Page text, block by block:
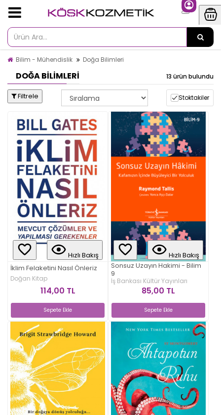
Bilim - Mühendislik Doğa Bilimleri
DOĞA BILIMLERI 13 ürün bulundu
Filtrele Stoktakiler
Hızlı Bakış
İklim Felaketini Nasıl Önleriz
Doğan Kitap
114,00 TL
Sepete Ekle
Hızlı Bakış
Sonsuz Uzayın Hakimi - Bilim
9
İş Bankası Kültür Yayınları
85,00 TL
Sepete Ekle